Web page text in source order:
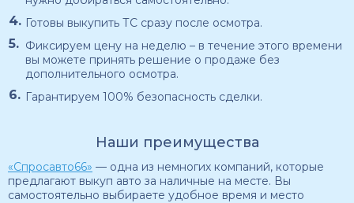
Готовы выкупить ТС сразу после осмотра.
Фиксируем цену на неделю – в течение этого времени
вы можете принять решение о продаже без
дополнительного осмотра.
Гарантируем 100% безопасность сделки.
Наши преимущества
«Спросавто66» — одна из немногих компаний, которые
предлагают выкуп авто за наличные на месте. Вы
самостоятельно выбираете удобное время и место